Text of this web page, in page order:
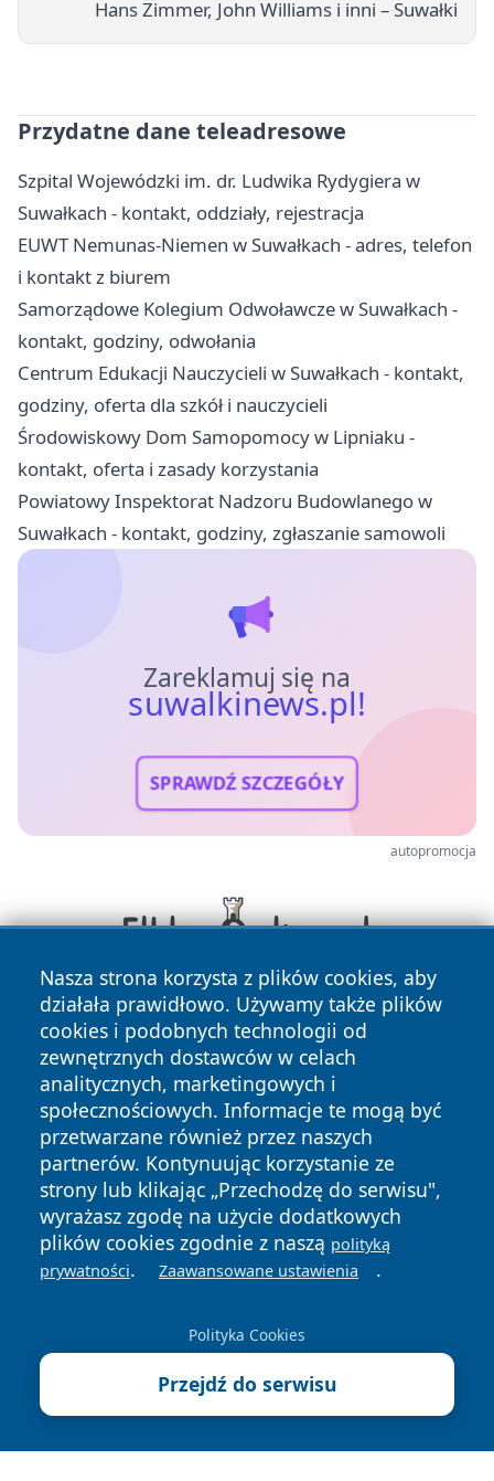
Hans Zimmer, John Williams i inni – Suwałki
Przydatne dane teleadresowe
Szpital Wojewódzki im. dr. Ludwika Rydygiera w
Suwałkach - kontakt, oddziały, rejestracja
EUWT Nemunas-Niemen w Suwałkach - adres, telefon
i kontakt z biurem
Samorządowe Kolegium Odwoławcze w Suwałkach -
kontakt, godziny, odwołania
Centrum Edukacji Nauczycieli w Suwałkach - kontakt,
godziny, oferta dla szkół i nauczycieli
Środowiskowy Dom Samopomocy w Lipniaku -
kontakt, oferta i zasady korzystania
Powiatowy Inspektorat Nadzoru Budowlanego w
Suwałkach - kontakt, godziny, zgłaszanie samowoli
Zareklamuj się na
suwalkinews.pl!
SPRAWDŹ SZCZEGÓŁY
autopromocja
Nasza strona korzysta z plików cookies, aby
działała prawidłowo. Używamy także plików
cookies i podobnych technologii od
zewnętrznych dostawców w celach
analitycznych, marketingowych i
społecznościowych. Informacje te mogą być
przetwarzane również przez naszych
partnerów. Kontynuując korzystanie ze
strony lub klikając „Przechodzę do serwisu",
wyrażasz zgodę na użycie dodatkowych
plików cookies zgodnie z naszą polityką
prywatności. Zaawansowane ustawienia .
Polityka Cookies
Przejdź do serwisu
Copyright © 2026 suwalkinews.pl Wszystkie prawa
zastrzeżone.
News Autorzy
Polityka
Prywatności
Polityka
Cookies